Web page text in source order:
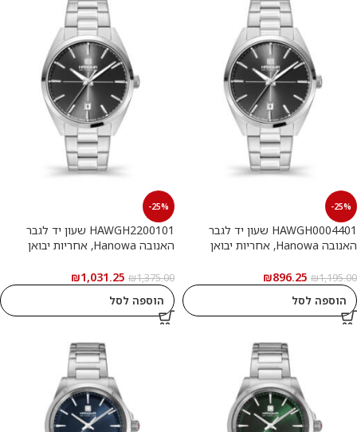
-25%
HAWGH0004401 שעון יד לגבר
האנובה Hanowa, אחריות יבואן
₪1,195.00
₪896.25
הוספה לסל
-25%
HAWGH2200101 שעון יד לגבר
האנובה Hanowa, אחריות יבואן
₪1,375.00
₪1,031.25
הוספה לסל